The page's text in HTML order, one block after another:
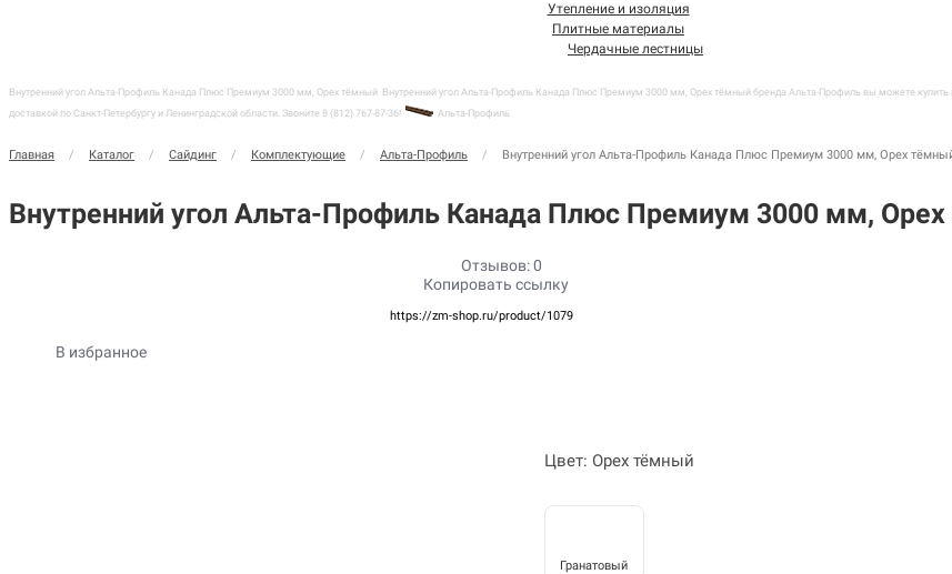
Утепление и изоляция
Плитные материалы
Чердачные лестницы
Внутренний угол Альта-Профиль Канада Плюс Премиум 3000 мм, Орех тёмный Внутренний угол Альта-Профиль Канада Плюс Премиум 3000 мм, Орех тёмный бренда Альта-Профиль вы можете купить
доставкой по Санкт-Петербургу и Ленинградской области. Звоните 8 (812) 767-87-36!
Альта-Профиль
Главная / Каталог / Сайдинг / Комплектующие / Альта-Профиль / Внутренний угол Альта-Профиль Канада Плюс Премиум 3000 мм, Орех
Внутренний угол Альта-Профиль Канада Плюс Премиум 3000 мм,
Отзывов: 0
Копировать ссылку
https://zm-shop.ru/product/1079
В избранное
Цвет: Орех тёмный
Гранатовый